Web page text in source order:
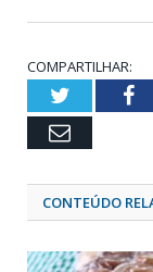
COMPARTILHAR:
Twitter
Email
CONTEÚDO